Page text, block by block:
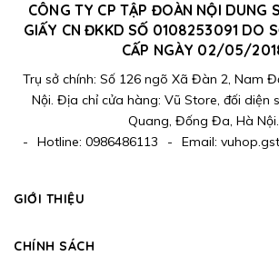
CÔNG TY CP TẬP ĐOÀN NỘI DUNG
GIẤY CN ĐKKD SỐ 0108253091 DO
CẤP NGÀY 02/05/
Trụ sở chính: Số 126 ngõ Xã Đàn 2, Nam
Nội. Địa chỉ cửa hàng: Vũ Store, đối diện
Quang, Đống Đa, Hà Nội.
-
Hotline: 0986486113 - Email:
GIỚI THIỆU
CHÍNH SÁCH